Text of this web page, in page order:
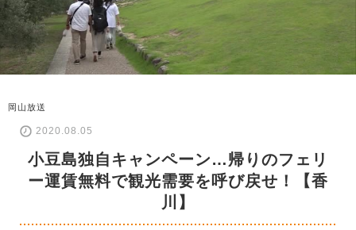
岡山放送
2020.08.05
小豆島独自キャンペーン…帰りのフェリ
ー運賃無料で観光需要を呼び戻せ！【香
川】